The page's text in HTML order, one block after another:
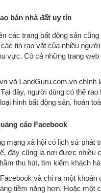
bán nhà đất uy tín
các trang bất động sản
tin rao vặt của nhiều
vực. Có cả những trang
và LandGuru.com.vn
đây, người dùng có thể
hình bất động sản, hoàn
cáo Facebook
mạng xã hội có lịch sử
đây cũng là nơi được nhiều
thu hút, tìm kiếm khách
và chi ra một
tiềm năng hơn. Hoặc một